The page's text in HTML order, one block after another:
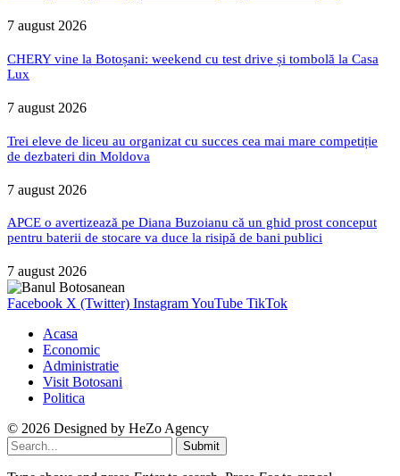
7 august 2026
CHERY vine la Botoșani: weekend cu test drive și tombolă la Casa
Lux
7 august 2026
Trei eleve de liceu au organizat cu succes cea mai mare competiție
de dezbateri din Moldova
7 august 2026
APCE o avertizează pe Diana Buzoianu că un ghid prost conceput
pentru baterii de stocare va duce la risipă de bani publici
7 august 2026
Facebook X (Twitter) InstagramYouTube TikTok
Acasa
Economic
Administratie
Visit Botosani
Politica
© 2026 Designed by HeZo Agency
Submit